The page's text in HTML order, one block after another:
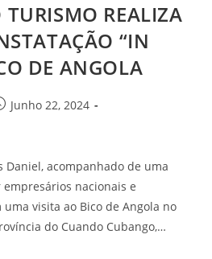
REALIZA
“IN
DE ANGOLA
Junho 22, 2024
Daniel, acompanhado de uma
nacionais e
visita ao Bico de Angola no
do Cuando Cubango,…